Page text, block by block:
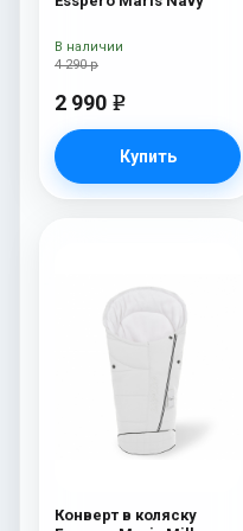
4 290 р
2 990 e
Купить
В наличии
Конверт в коляску